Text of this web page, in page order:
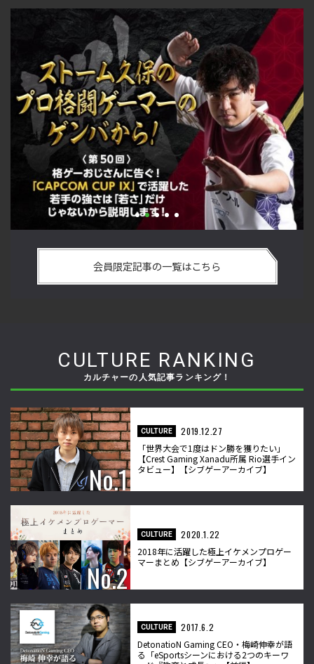
の強さは 「若さ」だけじゃないから説明します！【ストーム
久保のプロ格闘ゲーマーのゲンバから！ 第50回】
会員限定記事の一覧はこちら
CULTURE RANKING
カルチャーの人気記事ランキング！
CULTURE
2019.12.27
「世界大会で1度はドン勝を獲りたい」
【Crest Gaming Xanadu所属 Rio選手イン
タビュー】【シブゲーアーカイブ】
CULTURE
2020.1.22
2018年に活躍した極上イケメンプロゲー
マーまとめ【シブゲーアーカイブ】
CULTURE
2017.6.2
DetonatioN Gaming CEO・梅崎伸幸が語
る「eSportsシーンにおける2つのキーワ